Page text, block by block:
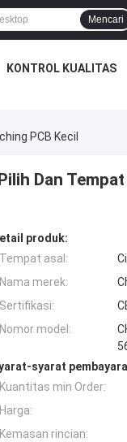
Mencari
KONTROL KUALITAS
PCB Kecil
Dan
produk:
Tempat asal:
Nama merek:
Sertifikasi:
Nomor model:
syarat
Kuantitas min Order:
Harga:
Kemasan rincian: